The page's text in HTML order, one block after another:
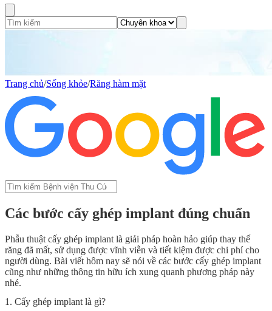
Trang chủ/Sống khỏe/Răng hàm mặt
Các bước cấy ghép implant đúng chuẩn
Phẫu thuật cấy ghép implant là giải pháp hoàn hảo giúp thay thế
răng đã mất, sử dụng được vĩnh viễn và tiết kiệm được chi phí cho
người dùng. Bài viết hôm nay sẽ nói về các bước cấy ghép implant
cũng như những thông tin hữu ích xung quanh phương pháp này
nhé.
1. Cấy ghép implant là gì?